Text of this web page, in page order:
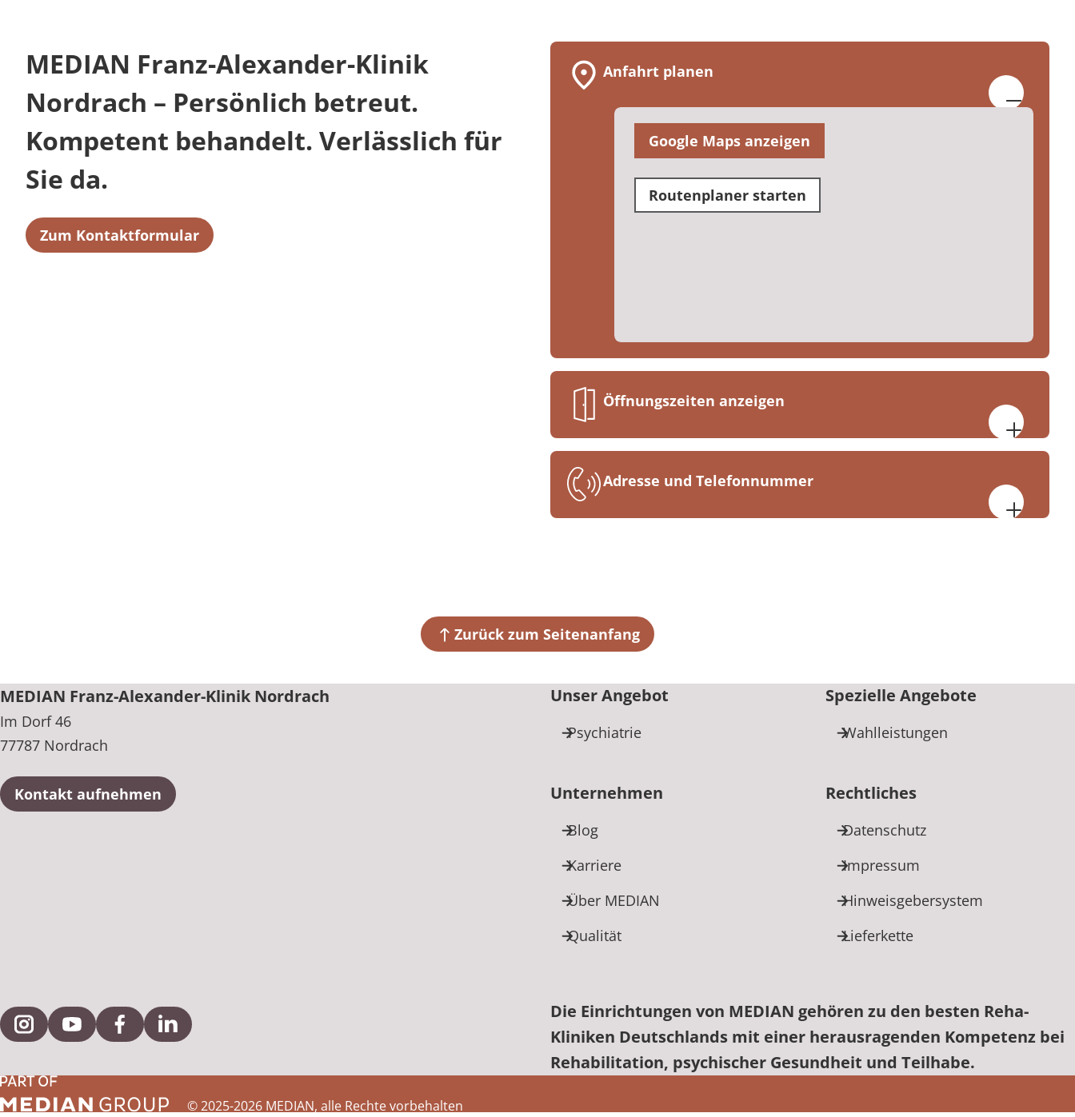
MEDIAN Franz-Alexander-Klinik
Nordrach – Persönlich betreut.
Kompetent behandelt. Verlässlich für
Sie da.
Zum Kontaktformular
Anfahrt planen
Google Maps anzeigen
Routenplaner starten
Öffnungszeiten anzeigen
08:00-16:00
Adresse und Telefonnummer
+49 7838 929100
Zurück zum Seitenanfang
MEDIAN Franz-Alexander-Klinik Nordrach
Im Dorf 46
77787 Nordrach
Kontakt aufnehmen
Unser Angebot
Psychiatrie
Spezielle Angebote
Wahlleistungen
Unternehmen
Blog
Karriere
Über MEDIAN
Qualität
Rechtliches
Datenschutz
Impressum
Hinweisgebersystem
Lieferkette
Externe Verlinkung zu Instagram
Externe Verlinkung zu YouTube
Externe Verlinkung zu Facebook
Externe Verlinkung zu LinkedIn
Die Einrichtungen von MEDIAN gehören zu den besten Reha-
Kliniken Deutschlands mit einer herausragenden Kompetenz bei
Rehabilitation, psychischer Gesundheit und Teilhabe.
© 2025-2026 MEDIAN, alle Rechte vorbehalten